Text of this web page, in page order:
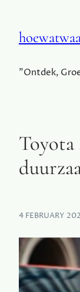
"Ontdek,
Toyota
4 FEBRUARY